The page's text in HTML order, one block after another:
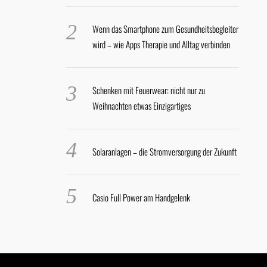
Wenn das Smartphone zum Gesundheitsbegleiter
wird – wie Apps Therapie und Alltag verbinden
Schenken mit Feuerwear: nicht nur zu
Weihnachten etwas Einzigartiges
Solaranlagen – die Stromversorgung der Zukunft
Casio Full Power am Handgelenk